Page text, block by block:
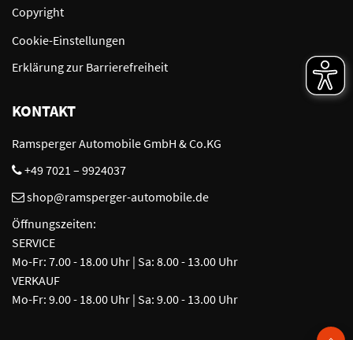
Copyright
Cookie-Einstellungen
Erklärung zur Barrierefreiheit
KONTAKT
Ramsperger Automobile GmbH & Co.KG
+49 7021 – 9924037
shop@ramsperger-automobile.de
Öffnungszeiten:
SERVICE
Mo-Fr: 7.00 - 18.00 Uhr | Sa: 8.00 - 13.00 Uhr
VERKAUF
Mo-Fr: 9.00 - 18.00 Uhr | Sa: 9.00 - 13.00 Uhr